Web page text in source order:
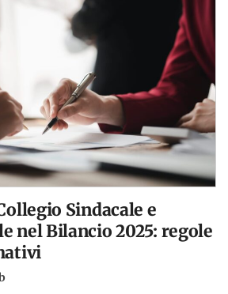
Sindacale e
nel Bilancio 2025: regole